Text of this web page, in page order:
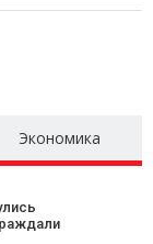
Экономика